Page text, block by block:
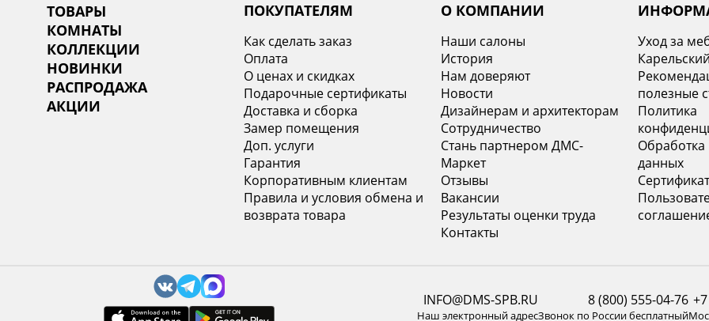
ТОВАРЫ
КОМНАТЫ
КОЛЛЕКЦИИ
НОВИНКИ
РАСПРОДАЖА
АКЦИИ
ПОКУПАТЕЛЯМ
Как сделать заказ
Оплата
О ценах и скидках
Подарочные сертификаты
Доставка и сборка
Замер помещения
Доп. услуги
Гарантия
Корпоративным клиентам
Правила и условия обмена и
возврата товара
О КОМПАНИИ
Наши салоны
История
Нам доверяют
Новости
Дизайнерам и архитекторам
Сотрудничество
Стань партнером ДМС-
Маркет
Отзывы
Вакансии
Результаты оценки труда
Контакты
Уход за
полезные
Политика
данных
INFO@DMS-SPB.RU
Наш электронный адрес
8 (800) 555-04-76
Звонок по России бесплатный